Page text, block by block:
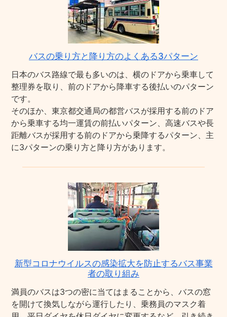
バスの乗り方と降り方のよくある3パターン
日本のバス路線で最も多いのは、横のドアから乗車して
整理券を取り、前のドアから降車する後払いのパターン
です。
そのほか、東京都交通局の都営バスが採用する前のドア
から乗車する均一運賃の前払いパターン、高速バスや長
距離バスが採用する前のドアから乗降するパターン、主
に3パターンの乗り方と降り方があります。
新型コロナウイルスの感染拡大を防止するバス事業
者の取り組み
満員のバスは3つの密に当てはまることから、バスの窓
を開けて換気しながら運行したり、乗務員のマスク着